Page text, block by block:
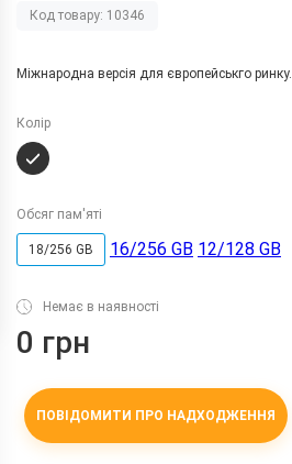
Код товару: 10346
Міжнародна версія для європейськго ринку.
Колір
Обсяг пам'яті
18/256 GB 16/256 GB 12/128 GB
Немає в наявності
0 грн
ПОВІДОМИТИ ПРО НАДХОДЖЕННЯ